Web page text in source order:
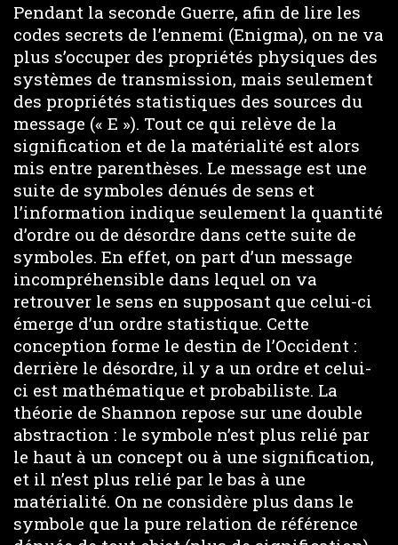
Pendant la seconde Guerre, afin de lire les
codes secrets de l’ennemi (Enigma), on ne va
plus s’occuper des propriétés physiques des
systèmes de transmission, mais seulement
des propriétés statistiques des sources du
message (« E »). Tout ce qui relève de la
signification et de la matérialité est alors
mis entre parenthèses. Le message est une
suite de symboles dénués de sens et
l’information indique seulement la quantité
d’ordre ou de désordre dans cette suite de
symboles. En effet, on part d’un message
incompréhensible dans lequel on va
retrouver le sens en supposant que celui-ci
émerge d’un ordre statistique. Cette
conception forme le destin de l’Occident :
derrière le désordre, il y a un ordre et celui-
ci est mathématique et probabiliste. La
théorie de Shannon repose sur une double
abstraction : le symbole n’est plus relié par
le haut à un concept ou à une signification,
et il n’est plus relié par le bas à une
matérialité. On ne considère plus dans le
symbole que la pure relation de référence